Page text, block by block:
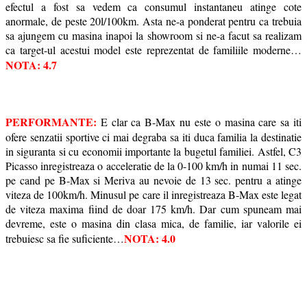
efectul a fost sa vedem ca consumul instantaneu atinge cote
anormale, de peste 20l/100km. Asta ne-a ponderat pentru ca trebuia
sa ajungem cu masina inapoi la showroom si ne-a facut sa realizam
ca target-ul acestui model este reprezentat de familiile moderne…
NOTA: 4.7
PERFORMANTE: E clar ca B-Max nu este o masina care sa iti
ofere senzatii sportive ci mai degraba sa iti duca familia la destinatie
in siguranta si cu economii importante la bugetul familiei. Astfel, C3
Picasso inregistreaza o acceleratie de la 0-100 km/h in numai 11 sec.
pe cand pe B-Max si Meriva au nevoie de 13 sec. pentru a atinge
viteza de 100km/h. Minusul pe care il inregistreaza B-Max este legat
de viteza maxima fiind de doar 175 km/h. Dar cum spuneam mai
devreme, este o masina din clasa mica, de familie, iar valorile ei
trebuiesc sa fie suficiente…NOTA: 4.0